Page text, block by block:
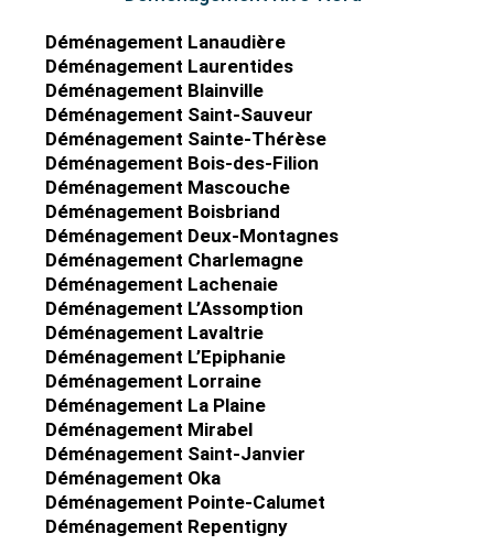
Déménagement Lanaudière
Déménagement Laurentides
Déménagement Blainville
Déménagement Saint-Sauveur
Déménagement Sainte-Thérèse
Déménagement Bois-des-Filion
Déménagement Mascouche
Déménagement Boisbriand
Déménagement Deux-Montagnes
Déménagement Charlemagne
Déménagement Lachenaie
Déménagement L’Assomption
Déménagement Lavaltrie
Déménagement L’Epiphanie
Déménagement Lorraine
Déménagement La Plaine
Déménagement Mirabel
Déménagement Saint-Janvier
Déménagement Oka
Déménagement Pointe-Calumet
Déménagement Repentigny